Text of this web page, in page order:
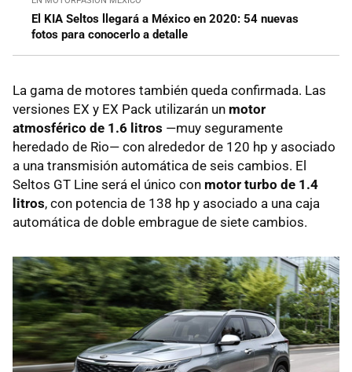
El KIA Seltos llegará a México en 2020: 54 nuevas
fotos para conocerlo a detalle
La gama de motores también queda confirmada. Las
versiones EX y EX Pack utilizarán un motor
atmosférico de 1.6 litros —muy seguramente
heredado de Rio— con alrededor de 120 hp y asociado
a una transmisión automática de seis cambios. El
Seltos GT Line será el único con motor turbo de 1.4
litros, con potencia de 138 hp y asociado a una caja
automática de doble embrague de siete cambios.